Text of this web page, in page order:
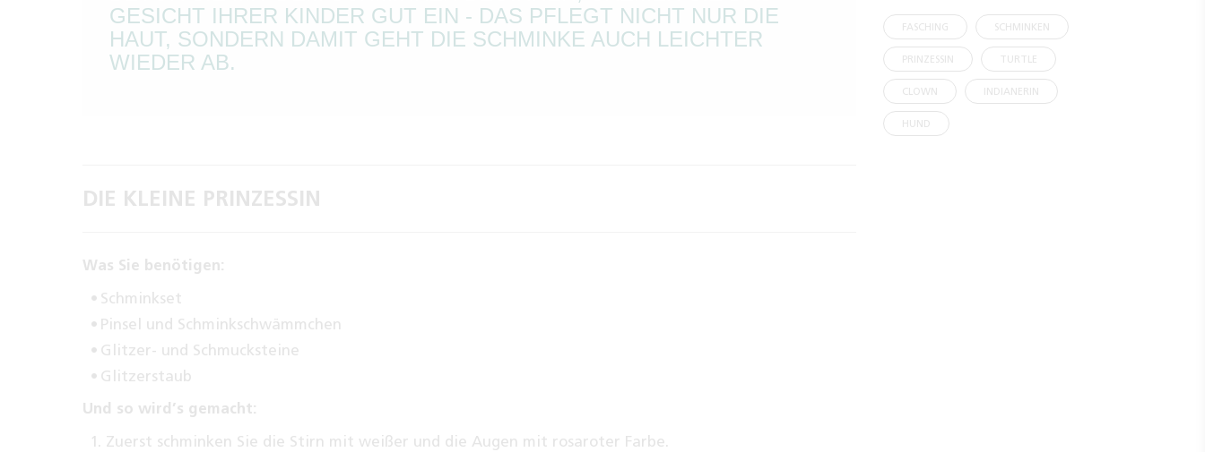
GESICHT IHRER KINDER GUT EIN - DAS PFLEGT NICHT NUR DIE
HAUT, SONDERN DAMIT GEHT DIE SCHMINKE AUCH LEICHTER
WIEDER AB.
DIE KLEINE PRINZESSIN
Was Sie benötigen:
Schminkset
Pinsel und Schminkschwämmchen
Glitzer- und Schmucksteine
Glitzerstaub
Und so wird’s gemacht:
Zuerst schminken Sie die Stirn mit weißer und die Augen mit rosaroter Farbe.
FASCHING SCHMINKEN
PRINZESSIN TURTLE
CLOWN INDIANERIN
HUND